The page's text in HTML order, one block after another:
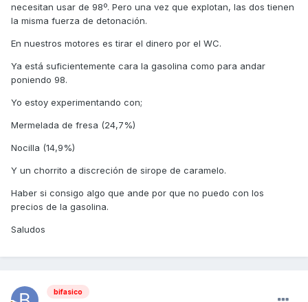
necesitan usar de 98º. Pero una vez que explotan, las dos tienen
la misma fuerza de detonación.
En nuestros motores es tirar el dinero por el WC.
Ya está suficientemente cara la gasolina como para andar
poniendo 98.
Yo estoy experimentando con;
Mermelada de fresa (24,7%)
Nocilla (14,9%)
Y un chorrito a discreción de sirope de caramelo.
Haber si consigo algo que ande por que no puedo con los
precios de la gasolina.
Saludos
bifasico